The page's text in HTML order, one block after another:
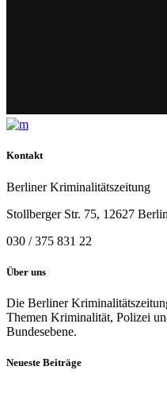
Kontakt
Berliner Kriminalitätszeitung
Stollberger Str. 75, 12627
030 / 375 831 22
Über uns
Die Berliner
Themen Kriminalität, Polizei
Bundesebene.
Neueste Beiträge